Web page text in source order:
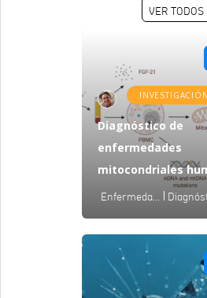
VER TODOS
INVESTIGACIÓN
Diagnóstico de
enfermedades
mitocondriales